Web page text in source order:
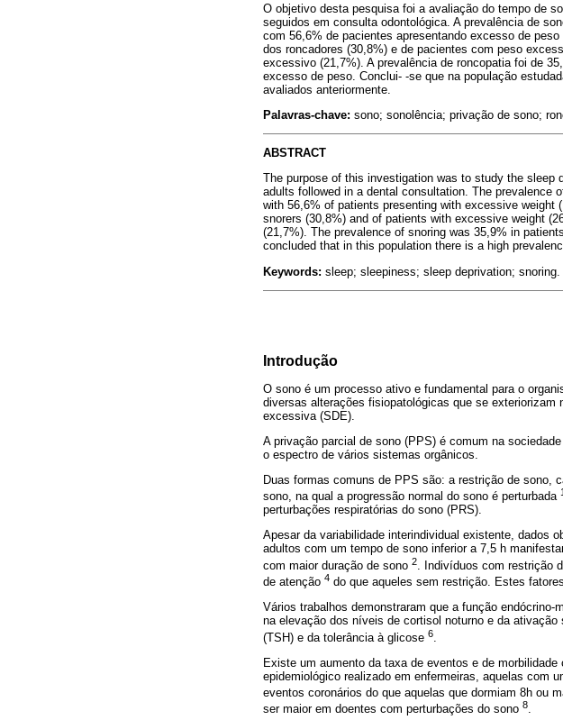
O objetivo desta pesquisa foi a avaliação do tempo de
seguidos em consulta odontológica. A prevalência de
com 56,6% de pacientes apresentando excesso de
dos roncadores (30,8%) e de pacientes com peso
excessivo (21,7%). A prevalência de roncopatia foi de
excesso de peso. Conclui- -se que na população
avaliados anteriormente.
Palavras-chave: sono; sonolência; privação de sono;
ABSTRACT
The purpose of this investigation was to study the
adults followed in a dental consultation. The prevalence
with 56,6% of patients presenting with excessive
snorers (30,8%) and of patients with excessive weight
(21,7%). The prevalence of snoring was 35,9% in
concluded that in this population there is a high
Keywords: sleep; sleepiness; sleep deprivation; snoring.
Introdução
O sono é um processo ativo e fundamental para o
diversas alterações fisiopatológicas que se
excessiva (SDE).
A privação parcial de sono (PPS) é comum na
o espectro de vários sistemas orgânicos.
Duas formas comuns de PPS são: a restrição de sono,
sono, na qual a progressão normal do sono é perturbada 1
perturbações respiratórias do sono (PRS).
Apesar da variabilidade interindividual existente, dados
adultos com um tempo de sono inferior a 7,5 h
com maior duração de sono 2 . Indivíduos com restrição
de atenção 4 do que aqueles sem restrição. Estes
Vários trabalhos demonstraram que a função
na elevação dos níveis de cortisol noturno e da
(TSH) e da tolerância à glicose 6
Existe um aumento da taxa de eventos e de
epidemiológico realizado em enfermeiras, aquelas com
eventos coronários do que aquelas que dormiam 8h ou
ser maior em doentes com perturbações do sono 8.